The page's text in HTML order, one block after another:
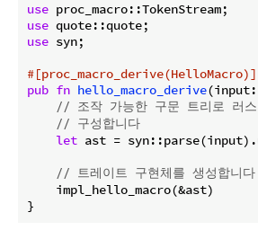
use
use
use syn;
#[proc_macro_derive(HelloMacro)]
pub fn hello_macro_derive(input:
// 조작 가능한 구문 트리로 러스
// 구성합니다
let ast =
// 트레이트 구현체를 생성합니다
    impl_hello_macro(&ast)
}